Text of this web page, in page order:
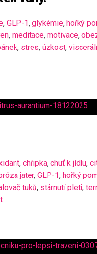
, GLP-1, glykémie, hořký
, meditace, motivace,
, stres, úzkost,
, chřipka, chuť k jídlu,
jater, GLP-1, hořký
tuků, stárnutí pleti,